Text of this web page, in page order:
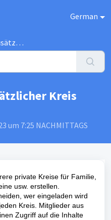
German
erstellt?
Kreis
um 7:25 NACHMITTAGS
private Kreise für Familie,
usw. erstellen.
wer eingeladen wird
Kreis. Mitglieder aus
Zugriff auf die Inhalte